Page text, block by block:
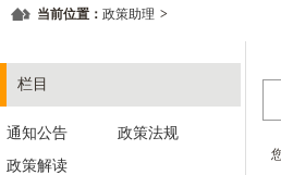
当前位置： 政策助理 >
栏目
通知公告
政策法规
政策解读